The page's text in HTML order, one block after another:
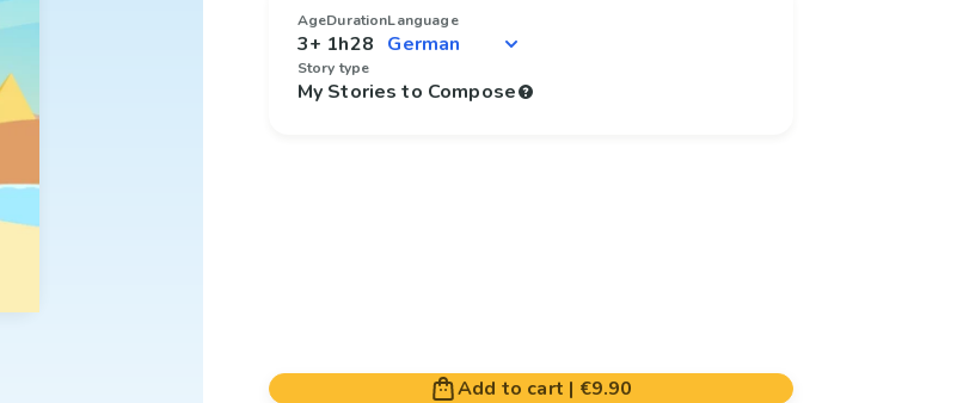
Age
3+
Duration
1h28
Language
Story type
My Stories to Compose
Add to cart | €9.90